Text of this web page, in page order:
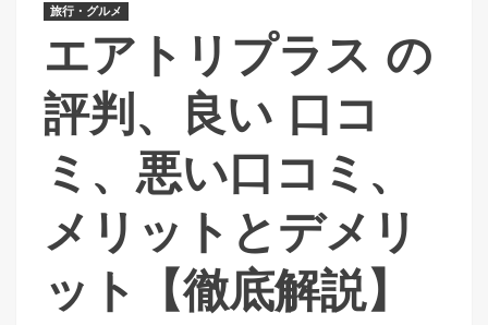
旅行・グルメ
エアトリプラス の
評判、良い 口コ
ミ、悪い口コミ、
メリットとデメリ
ット【徹底解説】